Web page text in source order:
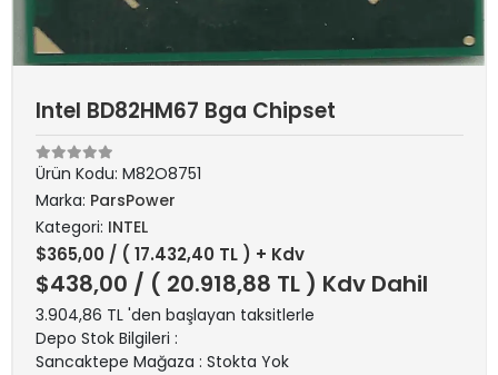
Intel BD82HM67 Bga Chipset
Ürün Kodu: M82O8751
Marka: ParsPower
Kategori: INTEL
$365,00 / ( 17.432,40 TL ) + Kdv
$438,00 / ( 20.918,88 TL ) Kdv Dahil
3.904,86 TL 'den başlayan taksitlerle
Depo Stok Bilgileri :
Sancaktepe Mağaza : Stokta Yok